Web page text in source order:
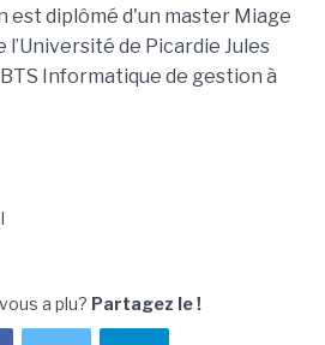
est diplômé d'un master Miage
de Picardie Jules
Informatique de gestion à
a plu? Partagez le !